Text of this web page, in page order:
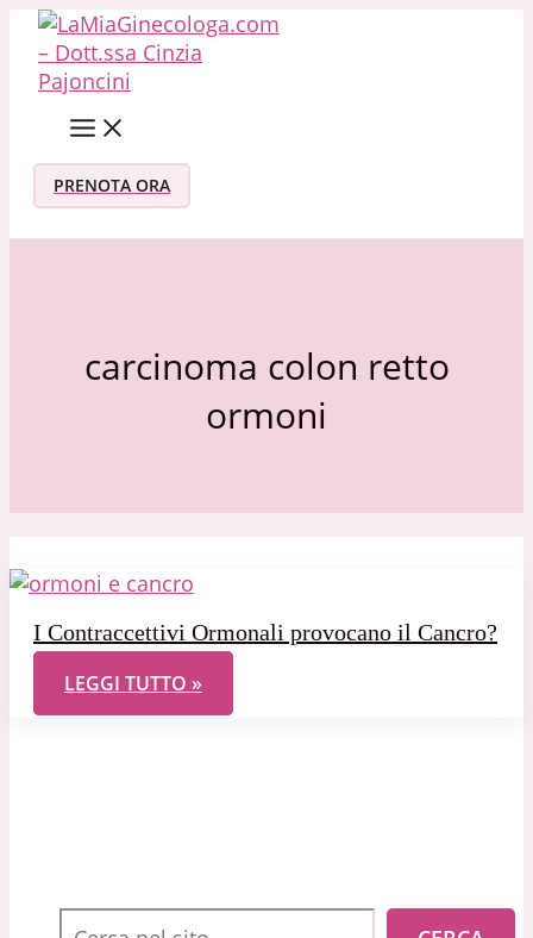
Vai al contenuto
PRENOTA ORA
carcinoma colon retto
ormoni
I Contraccettivi Ormonali provocano il Cancro?
I CONTRACCETTIVI ORMONALI PROVOCANO IL
LEGGI TUTTO »
Cerca